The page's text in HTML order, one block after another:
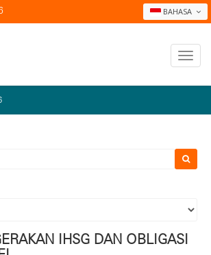
BAHASA
IHSG DAN OBLIGASI